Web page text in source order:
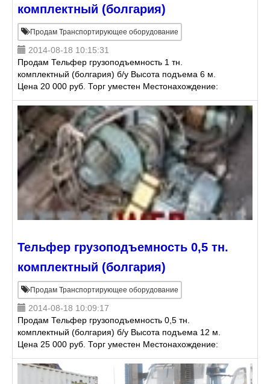
комплектный (болгария)
Продам Транспортирующее оборудование
2014-08-18 10:15:31
Продам Тельфер грузоподъемность 1 тн.
комплектный (болгария) б/у Высота подъема 6 м.
Цена 20 000 руб. Торг уместен Местонахождение:
Екатеринбург Алексей +7 (343) 384-84-71 +7-912-28
25-7
Тельфер грузоподъемность 0,5 тн.
комплектный (болгария)
Продам Транспортирующее оборудование
2014-08-18 10:09:17
Продам Тельфер грузоподъемность 0,5 тн.
комплектный (болгария) б/у Высота подъема 12 м.
Цена 25 000 руб. Торг уместен Местонахождение:
Екатеринбург Алексей +7 (343) 384-84-71 +7-912-28